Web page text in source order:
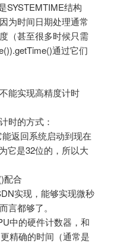
SYSTEMTIME结构
为时间日期处理通常
（甚至很多时候只需
通过它们
能实现高精度计时
时的方式：
返回系统启动到现在
它是32位的，所以大
配合
实现，能够实现微秒
言都够了。
中的硬件计数器，和
精确的时间（通常是